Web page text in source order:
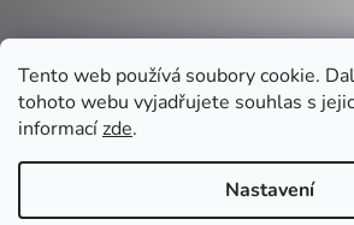
Tento web používá soubory cookie.
tohoto webu vyjadřujete souhlas s
informacízde.
Nastavení
Nákupní košík